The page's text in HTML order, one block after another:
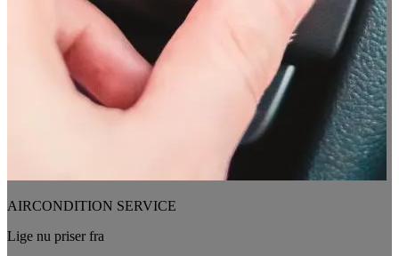
AIRCONDITION SERVICE
Lige nu priser fra